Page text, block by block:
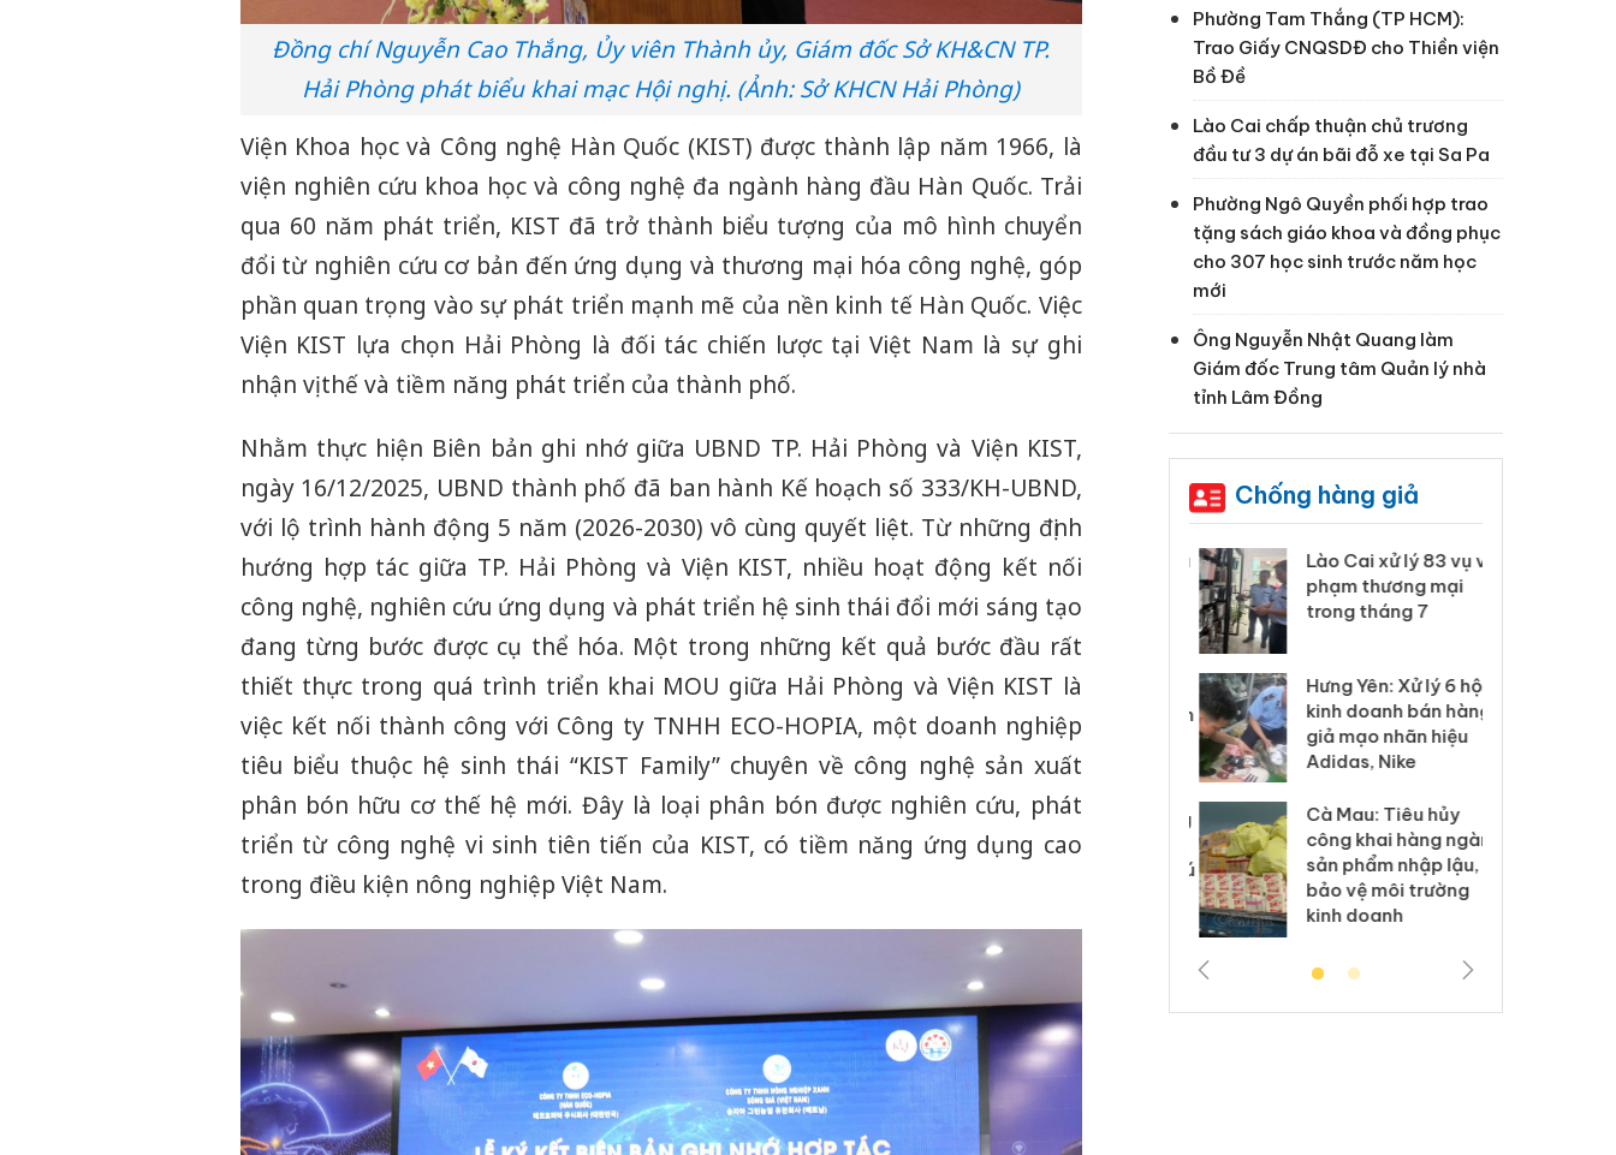
Đồng chí Nguyễn Cao Thắng, Ủy viên Thành ủy, Giám đốc Sở KH&CN TP.
Hải Phòng phát biểu khai mạc Hội nghị. (Ảnh: Sở KHCN Hải Phòng)
Viện Khoa học và Công nghệ Hàn Quốc (KIST) được thành lập năm 1966, là
viện nghiên cứu khoa học và công nghệ đa ngành hàng đầu Hàn Quốc. Trải
qua 60 năm phát triển, KIST đã trở thành biểu tượng của mô hình chuyển
đổi từ nghiên cứu cơ bản đến ứng dụng và thương mại hóa công nghệ, góp
phần quan trọng vào sự phát triển mạnh mẽ của nền kinh tế Hàn Quốc. Việc
Viện KIST lựa chọn Hải Phòng là đối tác chiến lược tại Việt Nam là sự ghi
nhận vị thế và tiềm năng phát triển của thành phố.
Nhằm thực hiện Biên bản ghi nhớ giữa UBND TP. Hải Phòng và Viện KIST,
ngày 16/12/2025, UBND thành phố đã ban hành Kế hoạch số 333/KH-UBND,
với lộ trình hành động 5 năm (2026-2030) vô cùng quyết liệt. Từ những định
hướng hợp tác giữa TP. Hải Phòng và Viện KIST, nhiều hoạt động kết nối
công nghệ, nghiên cứu ứng dụng và phát triển hệ sinh thái đổi mới sáng tạo
đang từng bước được cụ thể hóa. Một trong những kết quả bước đầu rất
thiết thực trong quá trình triển khai MOU giữa Hải Phòng và Viện KIST là
việc kết nối thành công với Công ty TNHH ECO-HOPIA, một doanh nghiệp
tiêu biểu thuộc hệ sinh thái “KIST Family” chuyên về công nghệ sản xuất
phân bón hữu cơ thế hệ mới. Đây là loại phân bón được nghiên cứu, phát
triển từ công nghệ vi sinh tiên tiến của KIST, có tiềm năng ứng dụng cao
trong điều kiện nông nghiệp Việt Nam.
Phường Tam Thắng (TP HCM):
Trao Giấy CNQSDĐ cho Thiền viện
Bồ Đề
Lào Cai chấp thuận chủ trương
đầu tư 3 dự án bãi đỗ xe tại Sa Pa
Phường Ngô Quyền phối hợp trao
tặng sách giáo khoa và đồng phục
cho 307 học sinh trước năm học
mới
Ông Nguyễn Nhật Quang làm
Giám đốc Trung tâm Quản lý nhà
tỉnh Lâm Đồng
Chống hàng giả
Công an Thanh Hóa
án sản xuất, buôn
bán yến sào giả
Thanh Hóa: Tìm bị
hại trong vụ án buôn
bán bình sữa
Moyuum giả
An Giang: Đối tượng
chủ mưu đường dây
Lào Cai xử lý 83 vụ vi
phạm thương mại
trong tháng 7
Hưng Yên: Xử lý 6 hộ
kinh doanh bán hàng
giả mạo nhãn hiệu
Adidas, Nike
Cà Mau: Tiêu hủy
công khai hàng ngàn
sản phẩm nhập lậu,
bảo vệ môi trường
kinh doanh